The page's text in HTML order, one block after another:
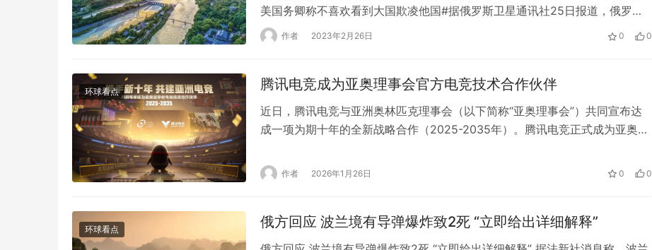
美国务卿称不喜欢看到大国欺凌他国#据俄罗斯卫星通讯社25日报道，俄罗斯
外交部女发言人扎哈罗娃指责美国国务卿布林肯不了解美国历史。她回应了布
数美…
作者 2023年2月26日 0 0
环球看点 腾讯电竞成为亚奥理事会官方电竞技术合作伙伴
近日，腾讯电竞与亚洲奥林匹克理事会（以下简称“亚奥理事会”）共同宣布达
成一项为期十年的全新战略合作（2025-2035年）。腾讯电竞正式成为亚奥理
生态为核心的“体系共建”新阶段。此次合作旨在将电子竞技与传统体育的融合
作者 2026年1月26日 0 0
环球看点 俄方回应 波兰境有导弹爆炸致2死 “立即给出详细解释”